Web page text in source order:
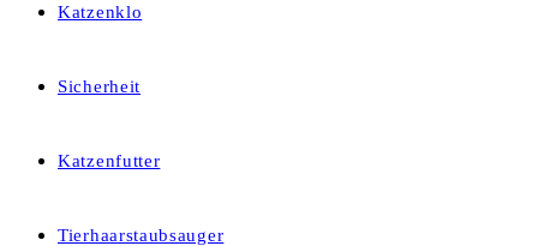
Katzenklo
Sicherheit
Katzenfutter
Tierhaarstaubsauger